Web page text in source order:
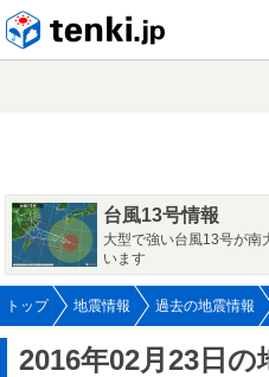
台風13号情報
大型で強い台風13号が南
います
トップ 地震情報 過去の地震情報
2016年02月23日の